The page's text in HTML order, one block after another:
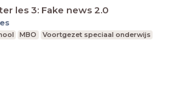
les 3: Fake news 2.0
MBO
Voortgezet speciaal onderwijs